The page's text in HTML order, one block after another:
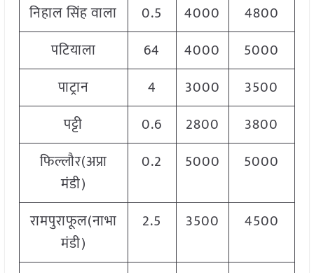
निहाल सिंह वाला
0.5 4000 4800
पटियाला
64 4000 5000
पाट्रान
4 3000 3500
पट्टी
0.6 2800 3800
फिल्लौर(अप्रा
मंडी)
0.2 5000 5000
रामपुराफूल(नाभा
मंडी)
2.5 3500 4500